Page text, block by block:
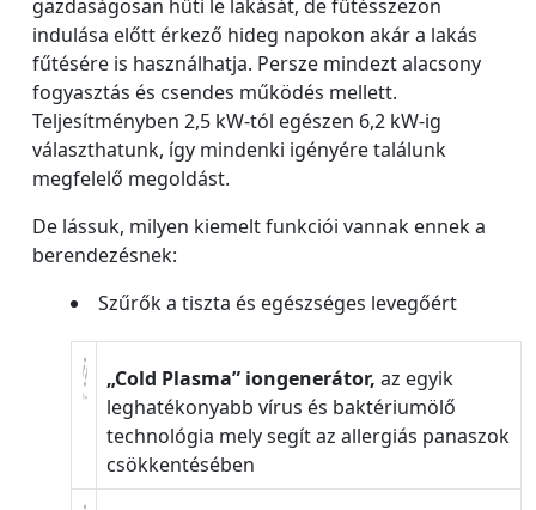
gazdaságosan hűti le lakását, de fűtésszezon
indulása előtt érkező hideg napokon akár a lakás
fűtésére is használhatja. Persze mindezt alacsony
fogyasztás és csendes működés mellett.
Teljesítményben 2,5 kW-tól egészen 6,2 kW-ig
választhatunk, így mindenki igényére találunk
megfelelő megoldást.
De lássuk, milyen kiemelt funkciói vannak ennek a
berendezésnek:
Szűrők a tiszta és egészséges levegőért
„Cold Plasma” iongenerátor, az egyik
leghatékonyabb vírus és baktériumölő
technológia mely segít az allergiás panaszok
csökkentésében